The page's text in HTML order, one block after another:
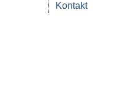
Kontakt